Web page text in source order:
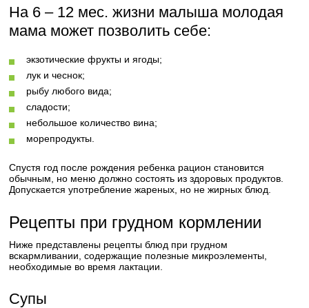
На 6 – 12 мес. жизни малыша молодая
мама может позволить себе:
экзотические фрукты и ягоды;
лук и чеснок;
рыбу любого вида;
сладости;
небольшое количество вина;
морепродукты.
Спустя год после рождения ребенка рацион становится
обычным, но меню должно состоять из здоровых продуктов.
Допускается употребление жареных, но не жирных блюд.
Рецепты при грудном кормлении
Ниже представлены рецепты блюд при грудном
вскармливании, содержащие полезные микроэлементы,
необходимые во время лактации.
Супы